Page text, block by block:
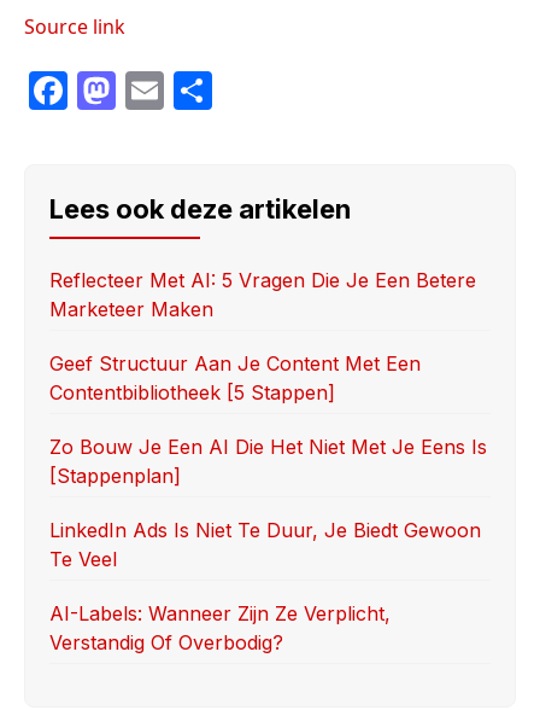
Source link
F
e
b
o
o
k
M
o
d
o
n
E
e
Lees ook deze artikelen
Reflecteer Met AI: 5 Vragen Die Je Een Betere
Marketeer Maken
Geef Structuur Aan Je Content Met Een
Contentbibliotheek [5 Stappen]
Zo Bouw Je Een AI Die Het Niet Met Je Eens Is
[stappenplan]
LinkedIn Ads Is Niet Te Duur, Je Biedt Gewoon
Te Veel
AI-Labels: Wanneer Zijn Ze Verplicht,
Verstandig Of Overbodig?